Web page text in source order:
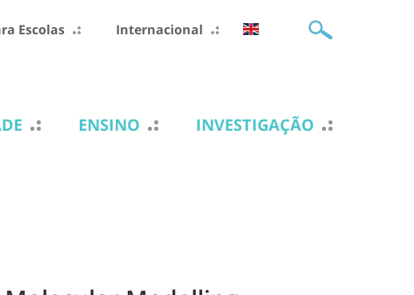
Escolas Internacional
ENSINO INVESTIGAÇÃO